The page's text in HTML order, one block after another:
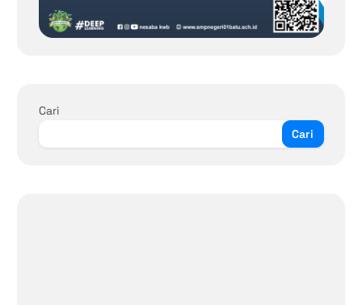
Cari
Cari